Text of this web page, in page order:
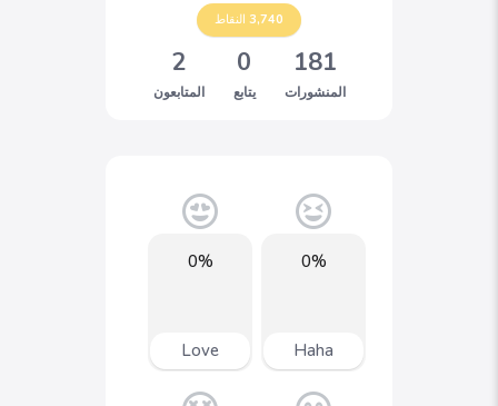
3,740النقاط
181
المنشورات
0
يتابع
2
المتابعون
0%
Haha
0%
Love